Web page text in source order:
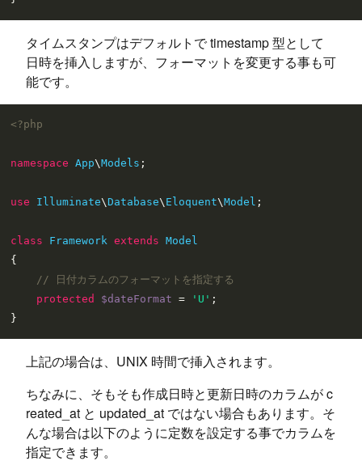
タイムスタンプはデフォルトで timestamp 型として
日時を挿入しますが、フォーマットを変更する事も可
能です。
<?php
namespace App\Models ;
use Illuminate\Database\ Eloquent\Model ;
class Framework extends
Model
{
// 日付カラムのフォーマットを指定する
protected
$dateFormat = 'U' ;
上記の場合は、UNIX 時間で挿入されます。
ちなみに、そもそも作成日時と更新日時のカラムが c
reated_at と updated_at ではない場合もあります。そ
んな場合は以下のように定数を設定する事でカラムを
指定できます。